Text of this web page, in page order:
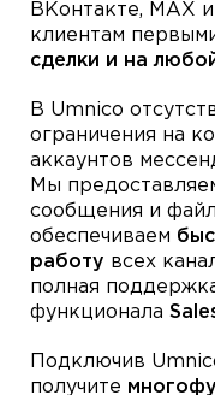
ВКонтакте, MAX
клиентам
сделки и на
В Umnico
ограничения на
аккаунтов
Мы
сообщения и
обеспечиваем
работу всех
полная
функционала
Подключив
получите